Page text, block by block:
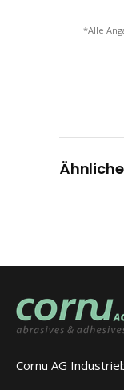
*Alle
Cornu AG